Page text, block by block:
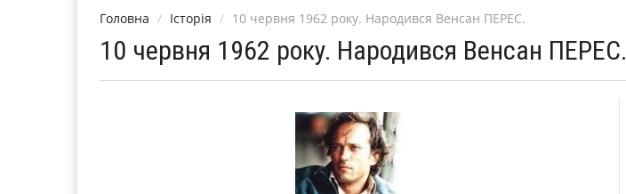
Головна Історія 10 червня 1962 року. Народився Венсан ПЕРЕС.
10 червня 1962 року. Народився Венсан ПЕРЕС.